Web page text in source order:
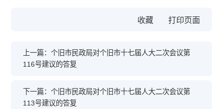
收藏
上一篇：个旧市民政局对个旧市十七届人大二次会议第
116号建议的答复
下一篇：个旧市民政局对个旧市十七届人大二次会议第
113号建议的答复